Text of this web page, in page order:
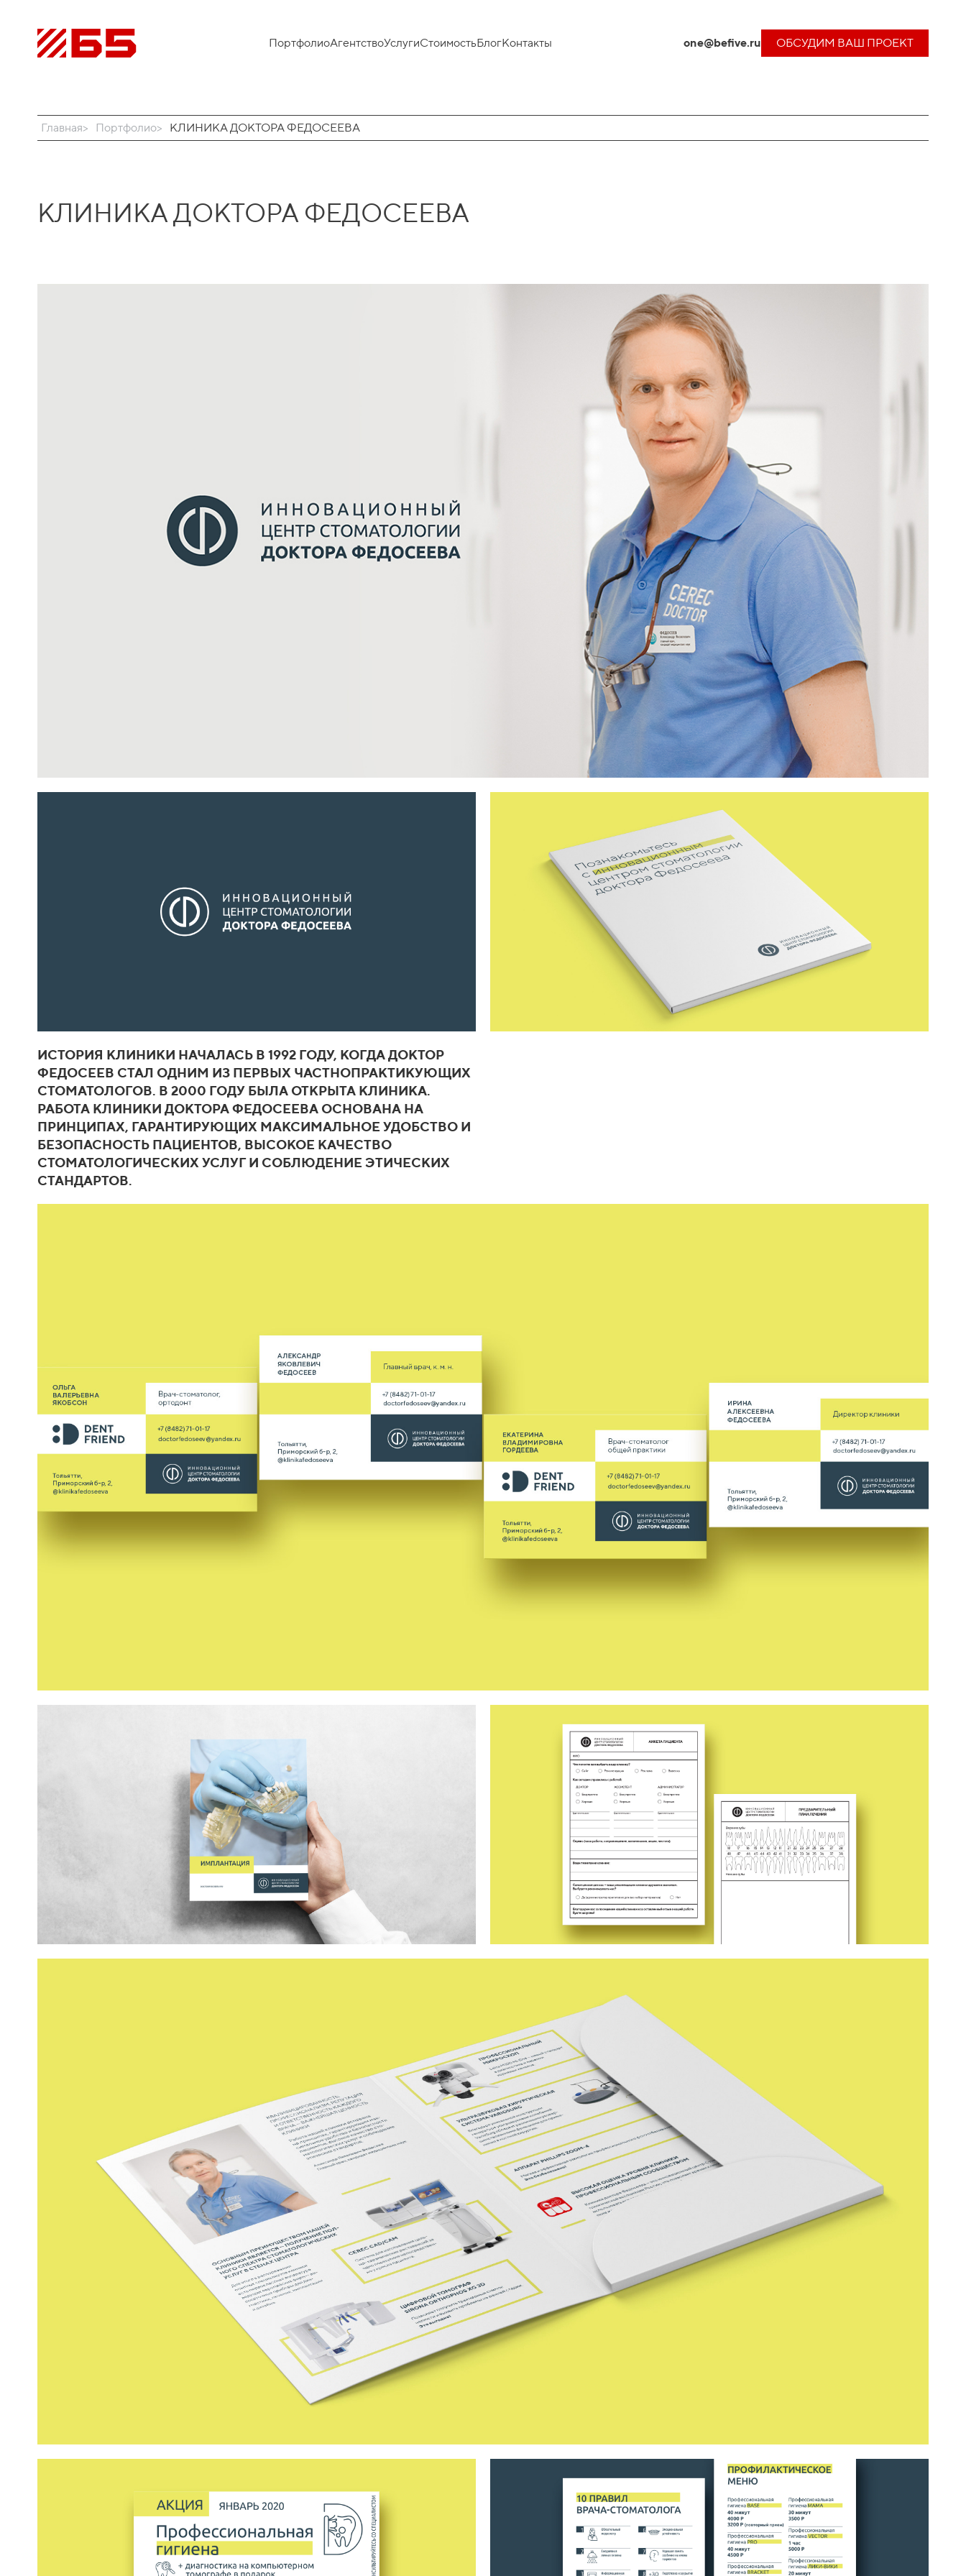
ПортфолиоАгентствоУслугиСтоимостьБлогКонтакты one@befive.ru ОБСУДИМ ВАШ ПРОЕКТ
Главная Портфолио КЛИНИКА ДОКТОРА ФЕДОСЕЕВА
КЛИНИКА ДОКТОРА ФЕДОСЕЕВА
ИСТОРИЯ КЛИНИКИ НАЧАЛАСЬ В 1992 ГОДУ, КОГДА ДОКТОР
ФЕДОСЕЕВ СТАЛ ОДНИМ ИЗ ПЕРВЫХ ЧАСТНОПРАКТИКУЮЩИХ
СТОМАТОЛОГОВ. В 2000 ГОДУ БЫЛА ОТКРЫТА КЛИНИКА.
РАБОТА КЛИНИКИ ДОКТОРА ФЕДОСЕЕВА ОСНОВАНА НА
ПРИНЦИПАХ, ГАРАНТИРУЮЩИХ МАКСИМАЛЬНОЕ УДОБСТВО И
БЕЗОПАСНОСТЬ ПАЦИЕНТОВ, ВЫСОКОЕ КАЧЕСТВО
СТОМАТОЛОГИЧЕСКИХ УСЛУГ И СОБЛЮДЕНИЕ ЭТИЧЕСКИХ
СТАНДАРТОВ.